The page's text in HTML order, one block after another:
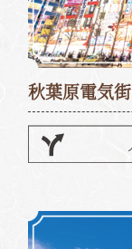
秋葉原電気街